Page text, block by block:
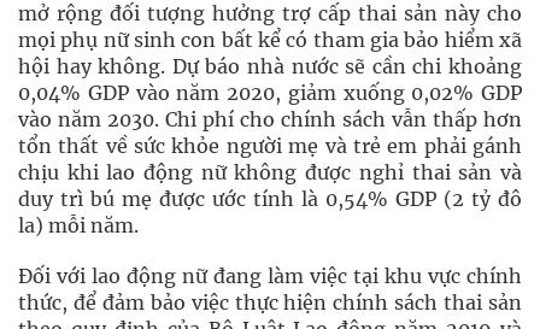
mở rộng đối tượng hưởng trợ cấp thai sản này cho
mọi phụ nữ sinh con bất kể có tham gia bảo hiểm xã
hội hay không. Dự báo nhà nước sẽ cần chi khoảng
0,04% GDP vào năm 2020, giảm xuống 0,02% GDP
vào năm 2030. Chi phí cho chính sách vẫn thấp hơn
tổn thất về sức khỏe người mẹ và trẻ em phải gánh
chịu khi lao động nữ không được nghỉ thai sản và
duy trì bú mẹ được ước tính là 0,54% GDP (2 tỷ đô
la) mỗi năm.
Đối với lao động nữ đang làm việc tại khu vực chính
thức, để đảm bảo việc thực hiện chính sách thai sản